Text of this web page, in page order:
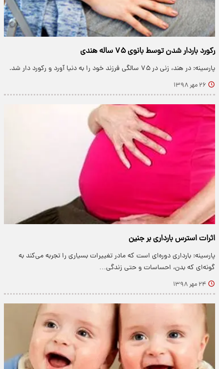
رکورد باردار شدن توسط بانوی ۷۵ ساله هندی
پارسینه: ​در هند، زنی در ۷۵ سالگی فرزند خود را به دنیا آورد و رکورد دار شد.
۲۶ مهر ۱۳۹۸
اثرات استرس بارداری بر جنین
پارسینه: بارداری دوره‌ای است که مادر تغییرات بسیاری را تجربه می‌کند به
گونه‌ای که بدن، احساسات و حتی زندگی…
۲۴ مهر ۱۳۹۸